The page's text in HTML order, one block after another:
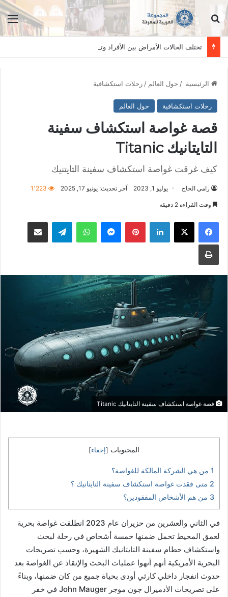
ابحث عن
الرئيسية / حول العالم /رحلات استكشافية
رحلات استكشافية حول العالم
قصة غواصة استكشاف سفينة
التايتانيك Titanic
كيف غرقت غواصة استكشاف سفينة التايتنيك
رامي الحاج يوليو 1, 2023 آخر تحديث: يونيو 17, 2025 1٬223
وقت القراءة 2 دقيقة
فيسبوك ‫X لينكدإن بينتيريستماسنجر واتساب تيلقرام مشاكة بواسطة البريد الالكتروني
طباعة
قصة غواصة استكشاف سفينة التايتانيك Titanic
المحتويات [ إخفاء]
1 من هي الشركة المالكة للغواصة؟
2 متى فقدت غواصة استكشاف سفينة التايتانيك ؟
3 من هم الأشخاص المفقودين؟
في الثاني والعشرين من حزيران عام 2023 انطلقت غواصة بحرية
لعمق المحيط تحمل ضمنها خمسة أشخاص في رحلة لبحث
واستكشاف حطام سفينة التايتانيك الشهيرة، وحسب تصريحات
البحرية الأمريكية أنهم أنهوا عمليات البحث والإنقاذ عن الغواصة بعد
حدوث انفجار داخلي كارثي أودى بحياة جميع من كان ضمنها، وبناءً
على تصريحات الأدميرال جون موجر John Mauger في خفر